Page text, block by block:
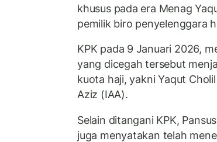
khusus pada era Menag
pemilik biro penyelenggara
KPK pada 9 Januari 2026,
yang dicegah tersebut
kuota haji, yakni Yaqut
Aziz (IAA).
Selain ditangani KPK,
juga menyatakan telah